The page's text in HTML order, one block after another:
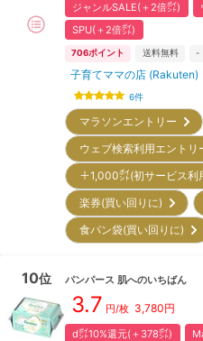
ジャンルSALE(＋2倍㌽)
SPU(＋2倍㌽)
706ポイント 送料無料 -
子育てママの店 (Rakuten)
6件
マラソンエントリー
ウェブ検索利用エント
＋1,000㌽(初サービス
楽券(買い回りに)
食パン袋(買い回りに)
10位 パンパース 肌へのいちばん
3.7 円/枚 3,780円
d㌽10%還元(＋378㌽)